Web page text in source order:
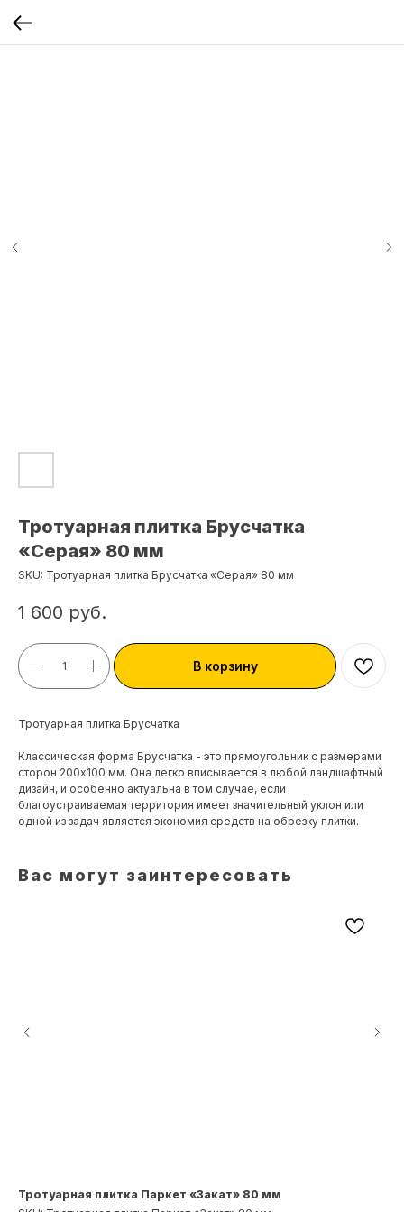
Тротуарная плитка Брусчатка
«Серая» 80 мм
SKU: Тротуарная плитка Брусчатка «Серая» 80 мм
1 600 руб.
В корзину
Тротуарная плитка Брусчатка
Классическая форма Брусчатка - это прямоугольник с размерами
сторон 200х100 мм. Она легко вписывается в любой ландшафтный
дизайн, и особенно актуальна в том случае, если
благоустраиваемая территория имеет значительный уклон или
одной из задач является экономия средств на обрезку плитки.
Вас могут заинтересовать
Тротуарная плитка Паркет «Закат» 80 мм